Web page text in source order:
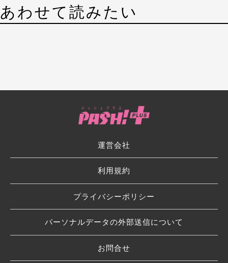
あわせて読みたい
運営会社
利用規約
プライバシーポリシー
パーソナルデータの外部送信について
お問合せ